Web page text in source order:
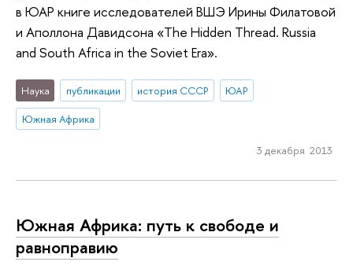
в ЮАР книге исследователей ВШЭ Ирины Филатовой
и Аполлона Давидсона «The Hidden Thread. Russia
and South Africa in the Soviet Era».
Наука публикации история СССР
ЮАР
Южная Африка
3 декабря 2013
Южная Африка: путь к свободе и
равноправию